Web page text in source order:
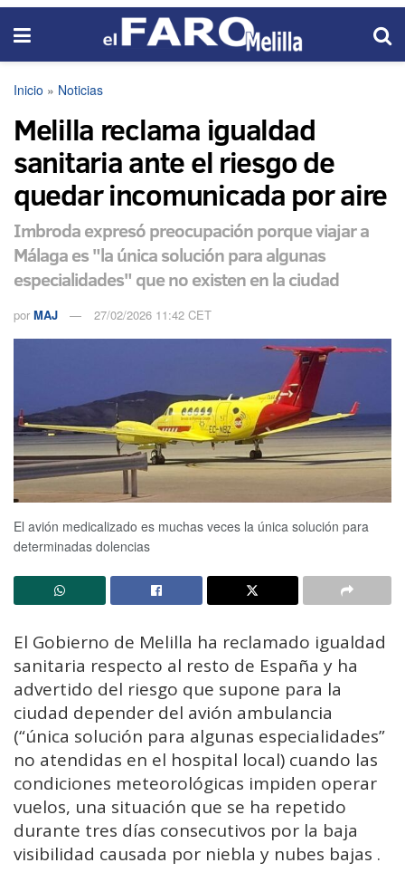
Inicio » Noticias
Melilla reclama igualdad
sanitaria ante el riesgo de
quedar incomunicada por aire
Imbroda expresó preocupación porque viajar a
Málaga es "la única solución para algunas
especialidades" que no existen en la ciudad
por MAJ 27/02/2026 11:42 CET
El avión medicalizado es muchas veces la única solución para
determinadas dolencias
El Gobierno de Melilla ha reclamado igualdad
sanitaria respecto al resto de España y ha
advertido del riesgo que supone para la
ciudad depender del avión ambulancia
(“única solución para algunas especialidades”
no atendidas en el hospital local) cuando las
condiciones meteorológicas impiden operar
vuelos, una situación que se ha repetido
durante tres días consecutivos por la baja
visibilidad causada por niebla y nubes bajas .